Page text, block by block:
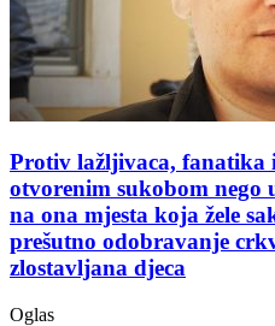
Protiv lažljivaca, fanatika
otvorenim sukobom nego
na ona mjesta koja žele
prešutno odobravanje
zlostavljana djeca
Oglas